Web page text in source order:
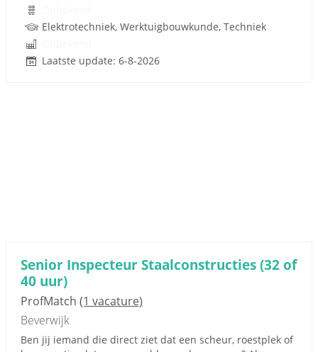
Elektrotechniek, Werktuigbouwkunde, Techniek
Laatste update: 6-8-2026
Senior Inspecteur Staalconstructies (32 of
40 uur)
ProfMatch (1 vacature)
Beverwijk
Ben jij iemand die direct ziet dat een scheur, roestplek of